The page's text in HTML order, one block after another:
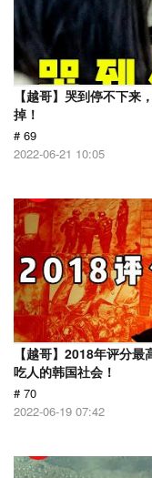
【越哥】哭到停不下来
掉！
# 69
2022-06-21 10:05
【越哥】2018年评分
吃人的韩国社会！
# 70
2022-06-19 07:42